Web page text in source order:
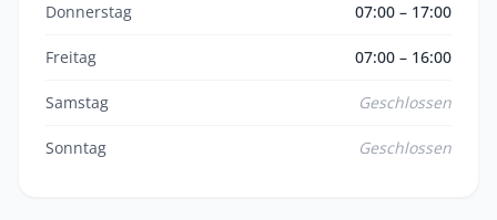
Donnerstag 07:00 – 17:00
Freitag 07:00 – 16:00
Samstag Geschlossen
Sonntag Geschlossen